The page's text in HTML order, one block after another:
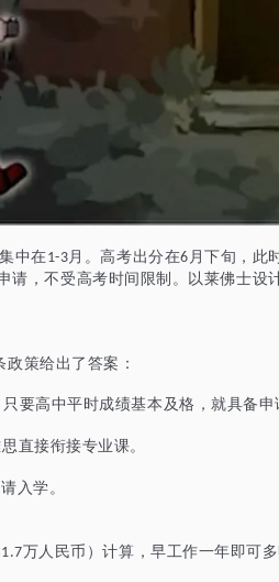
中在1-3月。高考出分在6 月下旬，此
，不受高考时间限制。以莱佛士设
策给出了答案：
要高中平时成绩基本及格，就具备申
直接衔接专业课。
入学。
1.7万人民币）计算，早工作一年即可